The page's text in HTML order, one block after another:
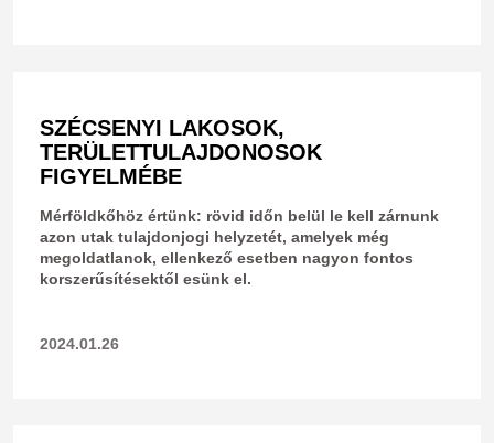
SZÉCSENYI LAKOSOK,
TERÜLETTULAJDONOSOK
FIGYELMÉBE
Mérföldkőhöz értünk: rövid időn belül le kell zárnunk
azon utak tulajdonjogi helyzetét, amelyek még
megoldatlanok, ellenkező esetben nagyon fontos
korszerűsítésektől esünk el.
2024.01.26